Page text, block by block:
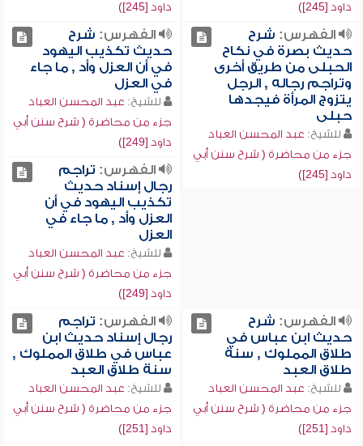
داود [245])
داود [245])
الفهرس: شرح
حديث بصرة في نكاح
الحبلى من طريق أخرى
وتراجم رجاله , الرجل
يتزوج المرأة فيجدها
حبلى
للشيخ: عبد المحسن العباد
جزء من محاضرة ( شرح سنن أبي
داود [245])
الفهرس: شرح
حديث تكذيب اليهود
في أن العزل وأد , ما جاء
في العزل
للشيخ: عبد المحسن العباد
جزء من محاضرة ( شرح سنن أبي
داود [249])
الفهرس: تراجم
رجال إسناد حديث
تكذيب اليهود في أن
العزل وأد , ما جاء في
العزل
للشيخ: عبد المحسن العباد
جزء من محاضرة ( شرح سنن أبي
داود [249])
الفهرس: شرح
حديث ابن عباس في
طلاق المملوك , سنة
طلاق العبد
للشيخ: عبد المحسن العباد
جزء من محاضرة ( شرح سنن أبي
داود [251])
الفهرس: تراجم
رجال إسناد حديث ابن
عباس في طلاق المملوك ,
سنة طلاق العبد
للشيخ: عبد المحسن العباد
جزء من محاضرة ( شرح سنن أبي
داود [251])